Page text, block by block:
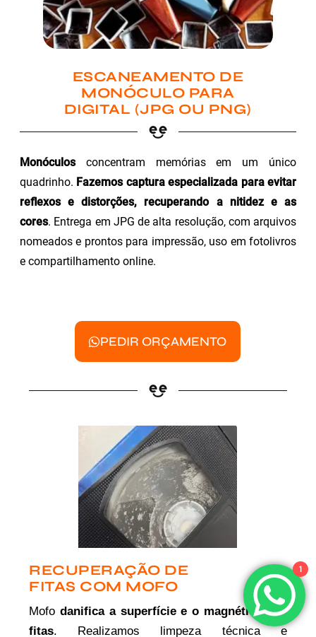
ESCANEAMENTO DE
MONÓCULO PARA
DIGITAL (JPG OU PNG)
Monóculosconcentram memórias em um único
quadrinho. Fazemos captura especializada para evitar
reflexos e distorções, recuperando a nitidez e as
cores. Entrega em JPG de alta resolução, com arquivos
nomeados e prontos para impressão, uso em fotolivros
e compartilhamento online.
PEDIR ORÇAMENTO
RECUPERAÇÃO DE
FITAS COM MOFO
Mofodanifica a superfície e o magnético das
fitas. Realizamos limpeza técnica e
1